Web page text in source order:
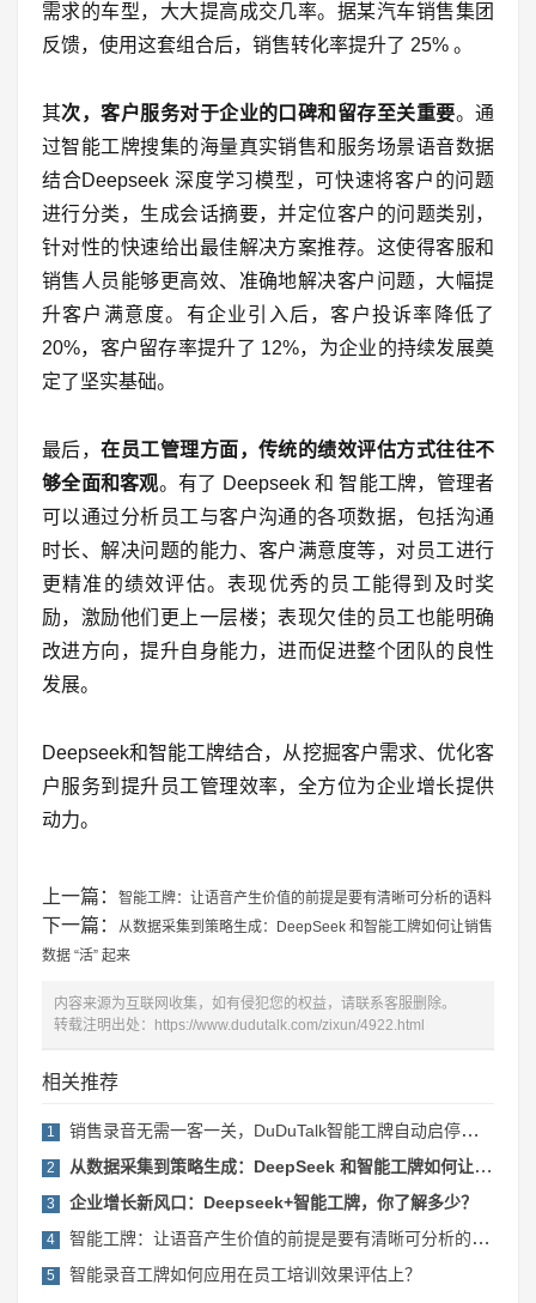
需求的车型，大大提高成交几率。据某汽车销售集团
反馈，使用这套组合后，销售转化率提升了 25% 。
其次，客户服务对于企业的口碑和留存至关重要。通
过智能工牌搜集的海量真实销售和服务场景语音数据
结合Deepseek 深度学习模型，可快速将客户的问题
进行分类，生成会话摘要，并定位客户的问题类别，
针对性的快速给出最佳解决方案推荐。这使得客服和
销售人员能够更高效、准确地解决客户问题，大幅提
升客户满意度。有企业引入后，客户投诉率降低了
20%，客户留存率提升了 12%，为企业的持续发展奠
定了坚实基础。
最后，在员工管理方面，传统的绩效评估方式往往不
够全面和客观。有了 Deepseek 和 智能工牌，管理者
可以通过分析员工与客户沟通的各项数据，包括沟通
时长、解决问题的能力、客户满意度等，对员工进行
更精准的绩效评估。表现优秀的员工能得到及时奖
励，激励他们更上一层楼；表现欠佳的员工也能明确
改进方向，提升自身能力，进而促进整个团队的良性
发展。
Deepseek和智能工牌结合，从挖掘客户需求、优化客
户服务到提升员工管理效率，全方位为企业增长提供
动力。
上一篇： 智能工牌：让语音产生价值的前提是要有清晰可分析的语料
下一篇：
从数据采集到策略生成：DeepSeek 和智能工牌如何让销售
数据 “活” 起来
内容来源为互联网收集，如有侵犯您的权益，请联系客服删除。
转载注明出处：
https://www.dudutalk.com/zixun/4922.html
相关推荐
1 销售录音无需一客一关，DuDuTalk智能工牌自动启停功能提升效率
2 从数据采集到策略生成：DeepSeek 和智能工牌如何让销售数据 “活” 起来
3 企业增长新风口：Deepseek+智能工牌，你了解多少？
4 智能工牌：让语音产生价值的前提是要有清晰可分析的语料
5 智能录音工牌如何应用在员工培训效果评估上？